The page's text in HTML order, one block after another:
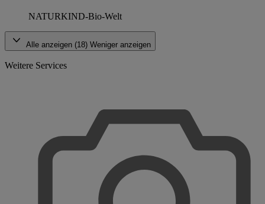
NATURKIND-Bio-Welt
Alle anzeigen (18) Weniger anzeigen
Weitere Services